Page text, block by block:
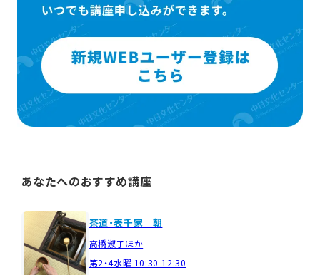
あなたへのおすすめ講座
茶道・表千家 朝
高橋淑子ほか
第2・4水曜 10:30-12:30